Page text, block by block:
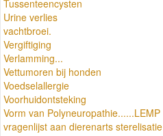
Tussenteencysten
Urine verlies
vachtbroei.
Vergiftiging
Verlamming...
Vettumoren bij honden
Voedselallergie
Voorhuidontsteking
Vorm van Polyneuropathie......LEMP
vragenlijst aan dierenarts sterelisatie